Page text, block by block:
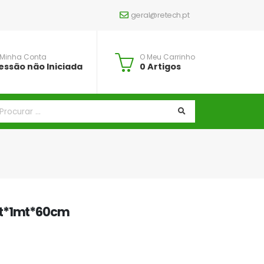
geral@retech.pt
Conta
não Iniciada
O Meu Carrinho
0 Artigos